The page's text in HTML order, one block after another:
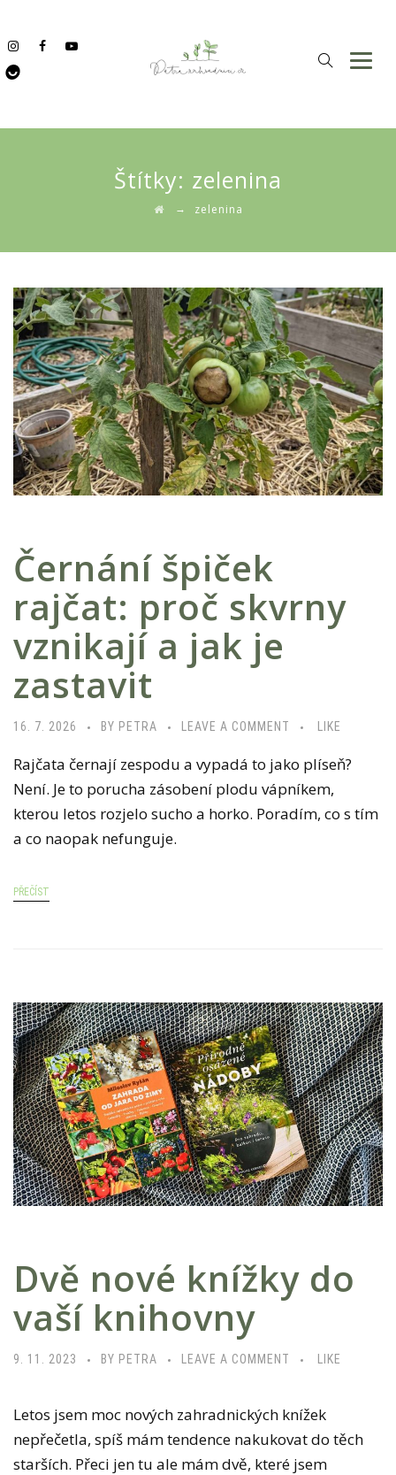
Štítky: zelenina
→ zelenina
Černání špiček
rajčat: proč skvrny
vznikají a jak je
zastavit
16. 7. 2026 BY PETRA LEAVE A COMMENT LIKE
Rajčata černají zespodu a vypadá to jako plíseň?
Není. Je to porucha zásobení plodu vápníkem,
kterou letos rozjelo sucho a horko. Poradím, co s tím
a co naopak nefunguje.
PŘEČÍST
Dvě nové knížky do
vaší knihovny
9. 11. 2023 BY PETRA LEAVE A COMMENT LIKE
Letos jsem moc nových zahradnických knížek
nepřečetla, spíš mám tendence nakukovat do těch
starších. Přeci jen tu ale mám dvě, které jsem